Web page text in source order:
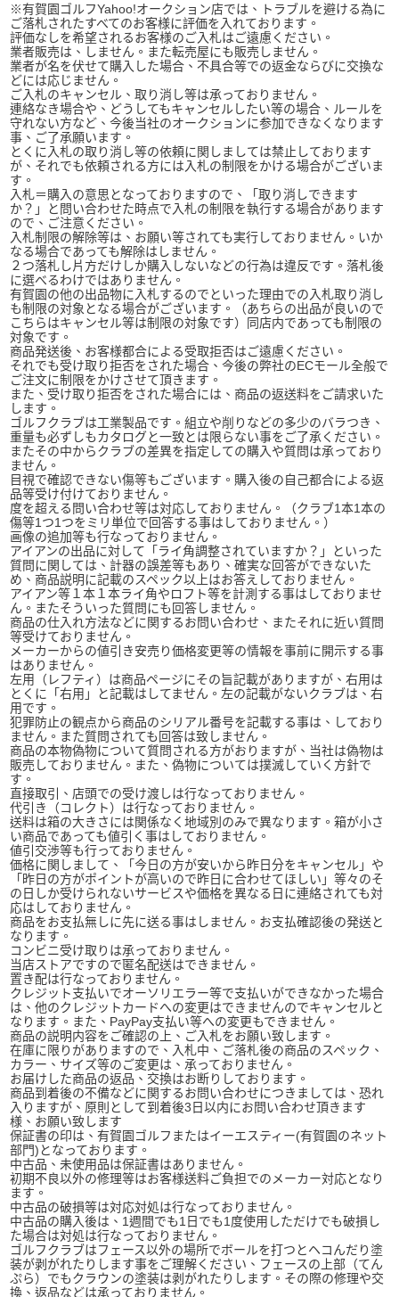
※有賀園ゴルフYahoo!オークション店では、トラブルを避ける為に
ご落札されたすべてのお客様に評価を入れております。
評価なしを希望されるお客様のご入札はご遠慮ください。
業者販売は、しません。また転売屋にも販売しません。
業者が名を伏せて購入した場合、不具合等での返金ならびに交換な
どには応じません。
ご入札のキャンセル、取り消し等は承っておりません。
連絡なき場合や、どうしてもキャンセルしたい等の場合、ルールを
守れない方など、今後当社のオークションに参加できなくなります
事、ご了承願います。
とくに入札の取り消し等の依頼に関しましては禁止しております
が、それでも依頼される方には入札の制限をかける場合がございま
す。
入札＝購入の意思となっておりますので、「取り消しできます
か？」と問い合わせた時点で入札の制限を執行する場合があります
ので、ご注意ください。
入札制限の解除等は、お願い等されても実行しておりません。いか
なる場合であっても解除はしません。
２つ落札し片方だけしか購入しないなどの行為は違反です。落札後
に選べるわけではありません。
有賀園の他の出品物に入札するのでといった理由での入札取り消し
も制限の対象となる場合がございます。（あちらの出品が良いので
こちらはキャンセル等は制限の対象です）同店内であっても制限の
対象です。
商品発送後、お客様都合による受取拒否はご遠慮ください。
それでも受け取り拒否をされた場合、今後の弊社のECモール全般で
ご注文に制限をかけさせて頂きます。
また、受け取り拒否をされた場合には、商品の返送料をご請求いた
します。
ゴルフクラブは工業製品です。組立や削りなどの多少のバラつき、
重量も必ずしもカタログと一致とは限らない事をご了承ください。
またその中からクラブの差異を指定しての購入や質問は承っており
ません。
目視で確認できない傷等もございます。購入後の自己都合による返
品等受け付けておりません。
度を超える問い合わせ等は対応しておりません。（クラブ1本1本の
傷等1つ1つをミリ単位で回答する事はしておりません。）
画像の追加等も行なっておりません。
アイアンの出品に対して「ライ角調整されていますか？」といった
質問に関しては、計器の誤差等もあり、確実な回答ができないた
め、商品説明に記載のスペック以上はお答えしておりません。
アイアン等１本１本ライ角やロフト等を計測する事はしておりませ
ん。またそういった質問にも回答しません。
商品の仕入れ方法などに関するお問い合わせ、またそれに近い質問
等受けておりません。
メーカーからの値引き安売り価格変更等の情報を事前に開示する事
はありません。
左用（レフティ）は商品ページにその旨記載がありますが、右用は
とくに「右用」と記載はしてません。左の記載がないクラブは、右
用です。
犯罪防止の観点から商品のシリアル番号を記載する事は、しており
ません。また質問されても回答は致しません。
商品の本物偽物について質問される方がおりますが、当社は偽物は
販売しておりません。また、偽物については撲滅していく方針で
す。
直接取引、店頭での受け渡しは行なっておりません。
代引き（コレクト）は行なっておりません。
送料は箱の大きさには関係なく地域別のみで異なります。箱が小さ
い商品であっても値引く事はしておりません。
値引交渉等も行っておりません。
価格に関しまして、「今日の方が安いから昨日分をキャンセル」や
「昨日の方がポイントが高いので昨日に合わせてほしい」等々のそ
の日しか受けられないサービスや価格を異なる日に連絡されても対
応はしておりません。
商品をお支払無しに先に送る事はしません。お支払確認後の発送と
なります。
コンビニ受け取りは承っておりません。
当店ストアですので匿名配送はできません。
置き配は行なっておりません。
クレジット支払いでオーソリエラー等で支払いができなかった場合
は、他のクレジットカードへの変更はできませんのでキャンセルと
なります。また、PayPay支払い等への変更もできません。
商品の説明内容をご確認の上、ご入札をお願い致します。
在庫に限りがありますので、入札中、ご落札後の商品のスペック、
カラー、サイズ等のご変更は、承っておりません。
お届けした商品の返品、交換はお断りしております。
商品到着後の不備などに関するお問い合わせにつきましては、恐れ
入りますが、原則として到着後3日以内にお問い合わせ頂きます
様、お願い致します
保証書の印は、有賀園ゴルフまたはイーエスティー(有賀園のネット
部門)となっております。
中古品、未使用品は保証書はありません。
初期不良以外の修理等はお客様送料ご負担でのメーカー対応となり
ます。
中古品の破損等は対応対処は行なっておりません。
中古品の購入後は、1週間でも1日でも1度使用しただけでも破損し
た場合は対処は行なっておりません。
ゴルフクラブはフェース以外の場所でボールを打つとヘコんだり塗
装が剥がれたりします事をご理解ください、フェースの上部（てん
ぷら）でもクラウンの塗装は剥がれたりします。その際の修理や交
換、返品などは承っておりません。